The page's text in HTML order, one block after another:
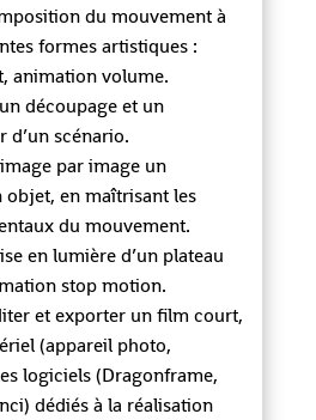
du mouvement à
formes artistiques :
animation volume.
découpage et un
scénario.
par image un
objet, en maîtrisant les
du mouvement.
en lumière d’un plateau
stop motion.
et exporter un film court,
(appareil photo,
logiciels (Dragonframe,
dédiés à la réalisation